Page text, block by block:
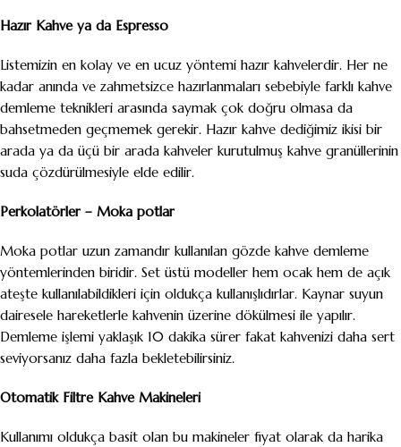
Hazır Kahve ya da Espresso
Listemizin en kolay ve en ucuz yöntemi hazır kahvelerdir. Her ne
kadar anında ve zahmetsizce hazırlanmaları sebebiyle farklı kahve
demleme teknikleri arasında saymak çok doğru olmasa da
bahsetmeden geçmemek gerekir. Hazır kahve dediğimiz ikisi bir
arada ya da üçü bir arada kahveler kurutulmuş kahve granüllerinin
suda çözdürülmesiyle elde edilir.
Perkolatörler – Moka potlar
Moka potlar uzun zamandır kullanılan gözde kahve demleme
yöntemlerinden biridir. Set üstü modeller hem ocak hem de açık
ateşte kullanılabildikleri için oldukça kullanışlıdırlar. Kaynar suyun
dairesele hareketlerle kahvenin üzerine dökülmesi ile yapılır.
Demleme işlemi yaklaşık 10 dakika sürer fakat kahvenizi daha sert
seviyorsanız daha fazla bekletebilirsiniz.
Otomatik Filtre Kahve Makineleri
Kullanımı oldukça basit olan bu makineler fiyat olarak da harika